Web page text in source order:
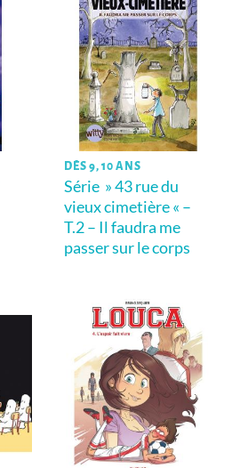
DÈS 9, 10 ANS
Série » 43 rue du
vieux cimetière « –
T.2 – Il faudra me
passer sur le corps